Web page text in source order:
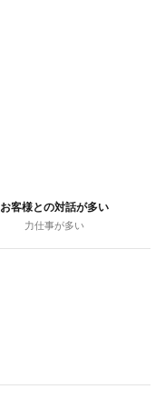
お客様との対話が多い
力仕事が多い